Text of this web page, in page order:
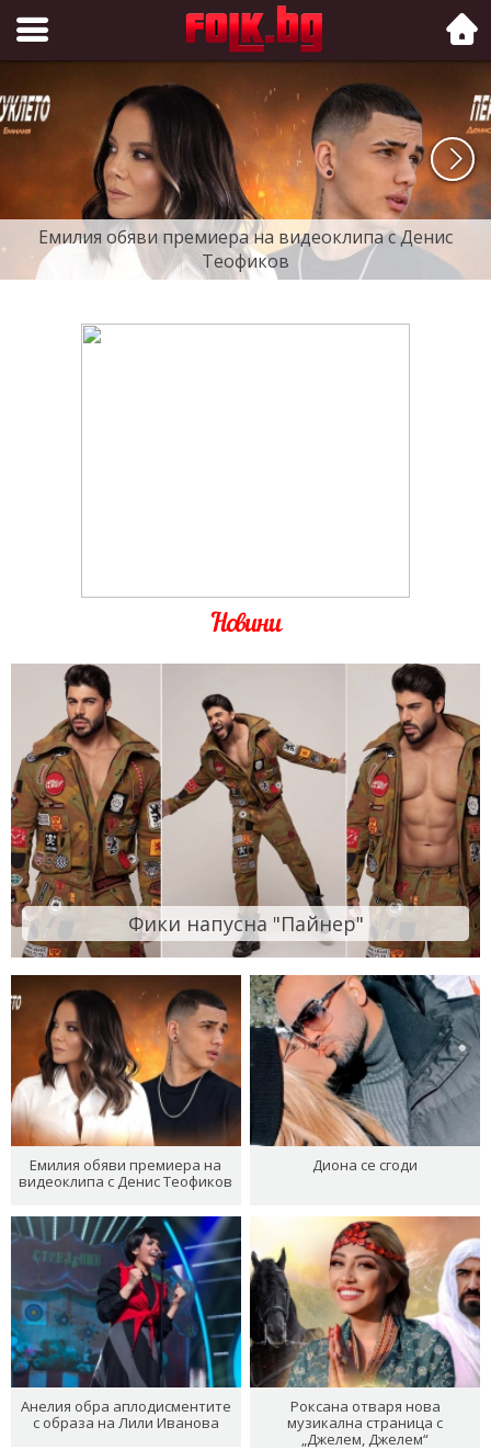
Folk.bg
Емилия обяви премиера на видеоклипа с Денис
Теофиков
Новини
Фики напусна "Пайнер"
Емилия обяви премиера на
видеоклипа с Денис Теофиков
Диона се сгоди
Анелия обра аплодисментите
с образа на Лили Иванова
Роксана отваря нова
музикална страница с
„Джелем, Джелем“